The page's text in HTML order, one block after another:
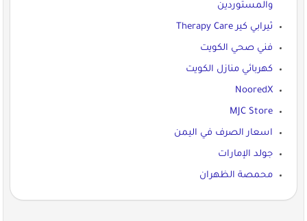
والمستوردين
ثيرابي كير Therapy Care
فني صحي الكويت
كهربائي منازل الكويت
NooredX
MJC Store
اسعار الصرف في اليمن
جولد الإمارات
محمصة الظهران